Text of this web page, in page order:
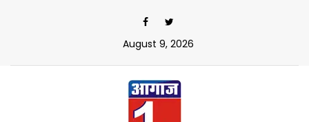
August 9, 2026